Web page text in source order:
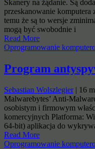
Skanery na żądanie. Są
przeskanowanie
temu że są to wersje
mogą być swobodnie i
Read More
Oprogramowanie
Program
Sebastian Wolszlegier| 16
Malwarebytes’ Anti-
osobistym i firmowym
komercyjnych Platforma:
64-bit) aplikacja do
Read More
Oprogramowanie